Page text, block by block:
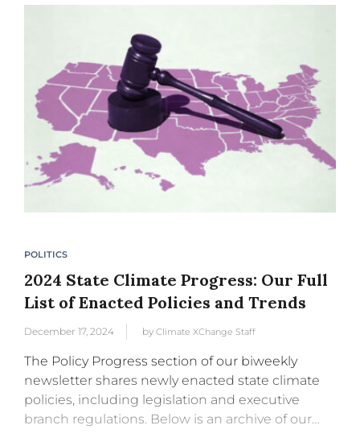
reading...
POLITICS
2024 State Climate Progress: Our Full
List of Enacted Policies and Trends
December 17, 2024 by Climate XChange Staff
The Policy Progress section of our biweekly
newsletter shares newly enacted state climate
policies, including legislation and executive
branch regulations. Below is an archive of our